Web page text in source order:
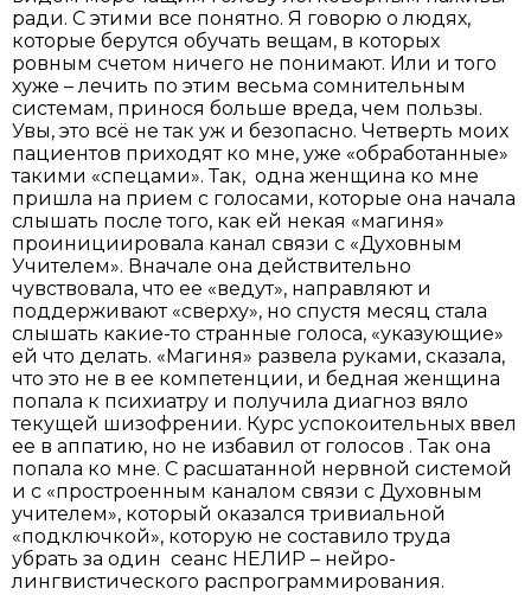
ради. С этими все понятно. Я говорю о людях,
которые берутся обучать вещам, в которых
ровным счетом ничего не понимают. Или и того
хуже – лечить по этим весьма сомнительным
системам, принося больше вреда, чем пользы.
Увы, это всё не так уж и безопасно. Четверть моих
пациентов приходят ко мне, уже «обработанные»
такими «спецами». Так, одна женщина ко мне
пришла на прием с голосами, которые она начала
слышать после того, как ей некая «магиня»
проинициировала канал связи с «Духовным
Учителем». Вначале она действительно
чувствовала, что ее «ведут», направляют и
поддерживают «сверху», но спустя месяц стала
слышать какие-то странные голоса, «указующие»
ей что делать. «Магиня» развела руками, сказала,
что это не в ее компетенции, и бедная женщина
попала к психиатру и получила диагноз вяло
текущей шизофрении. Курс успокоительных ввел
ее в аппатию, но не избавил от голосов . Так она
попала ко мне. С расшатанной нервной системой
и с «простроенным каналом связи с Духовным
учителем», который оказался тривиальной
«подключкой», которую не составило труда
убрать за один сеанс НЕЛИР – нейро-
лингвистического распрограммирования.